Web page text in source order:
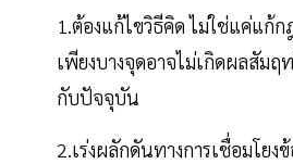
1.ต้องแก้ไขวิธีคิด ไม่ใช่แค่แก้
เพียงบางจุดอาจไม่เกิดผลสัม
กับปัจจุบัน
2.เร่งผลักดันทางการเชื่อมโย